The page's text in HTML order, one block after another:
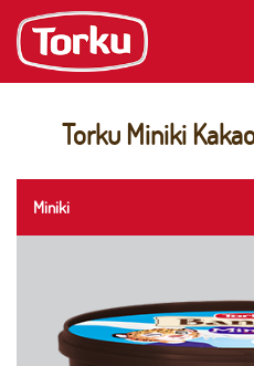
Torku Miniki
Miniki